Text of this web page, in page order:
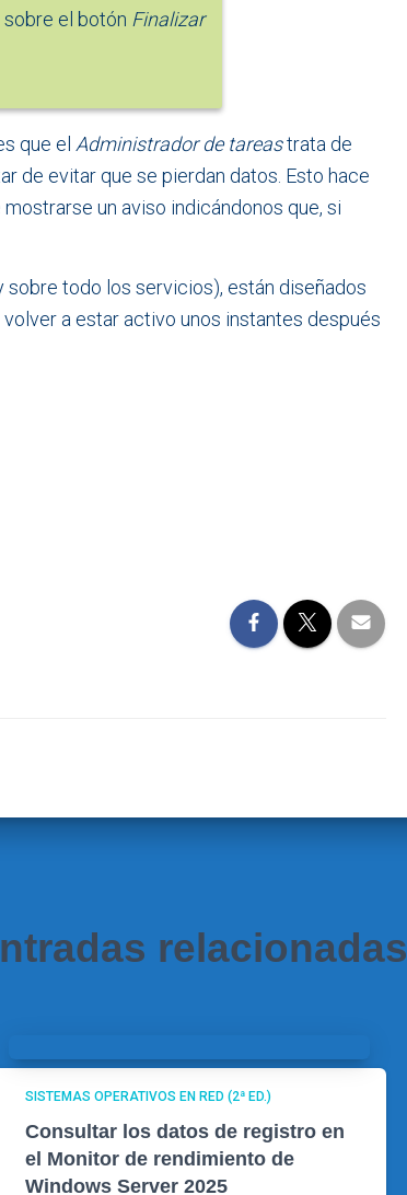
sobre el botón Finalizar
que el Administrador de tareastrata de
de evitar que se pierdan datos. Esto hace
un aviso indicándonos que, si
sobre todo los servicios), están diseñados
a estar activo unos instantes después
relacionadas
SISTEMAS OPERATIVOS EN RED (2ª ED.)
Consultar los datos de registro en
el Monitor de rendimiento de
Windows Server 2025